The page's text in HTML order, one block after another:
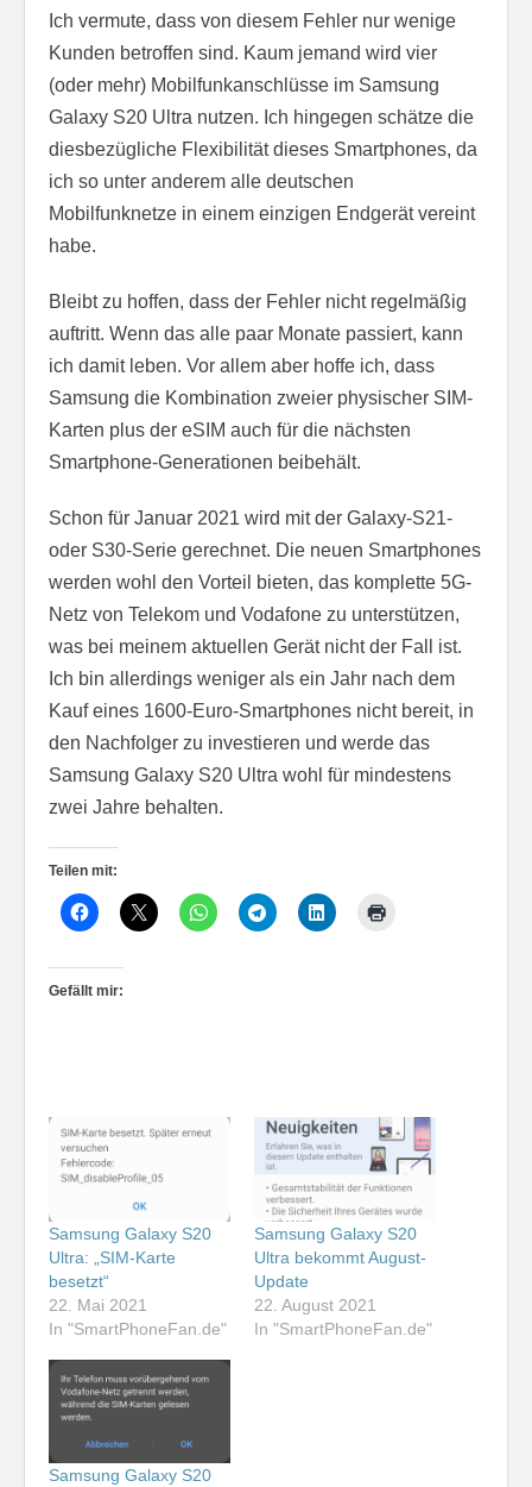
Ich vermute, dass von diesem Fehler nur wenige
Kunden betroffen sind. Kaum jemand wird vier
(oder mehr) Mobilfunkanschlüsse im Samsung
Galaxy S20 Ultra nutzen. Ich hingegen schätze die
diesbezügliche Flexibilität dieses Smartphones, da
ich so unter anderem alle deutschen
Mobilfunknetze in einem einzigen Endgerät vereint
habe.
Bleibt zu hoffen, dass der Fehler nicht regelmäßig
auftritt. Wenn das alle paar Monate passiert, kann
ich damit leben. Vor allem aber hoffe ich, dass
Samsung die Kombination zweier physischer SIM-
Karten plus der eSIM auch für die nächsten
Smartphone-Generationen beibehält.
Schon für Januar 2021 wird mit der Galaxy-S21-
oder S30-Serie gerechnet. Die neuen Smartphones
werden wohl den Vorteil bieten, das komplette 5G-
Netz von Telekom und Vodafone zu unterstützen,
was bei meinem aktuellen Gerät nicht der Fall ist.
Ich bin allerdings weniger als ein Jahr nach dem
Kauf eines 1600-Euro-Smartphones nicht bereit, in
den Nachfolger zu investieren und werde das
Samsung Galaxy S20 Ultra wohl für mindestens
zwei Jahre behalten.
Teilen mit:
Gefällt mir:
Samsung Galaxy S20
Ultra: „SIM-Karte
besetzt“
22. Mai 2021
In "SmartPhoneFan.de"
Samsung Galaxy S20
Ultra bekommt August-
Update
22. August 2021
In "SmartPhoneFan.de"
Samsung Galaxy S20